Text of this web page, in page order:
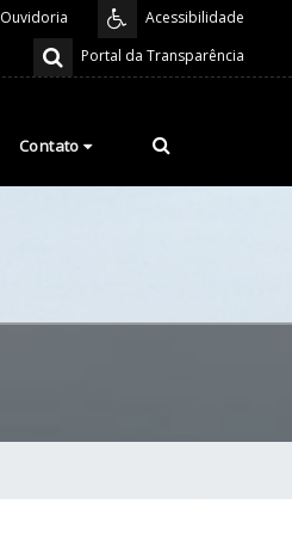
Acessibilidade
Ouvidoria
Portal da Transparência
Contato